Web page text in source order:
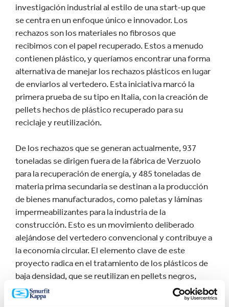
investigación industrial al estilo de una start-up que
se centra en un enfoque único e innovador. Los
rechazos son los materiales no fibrosos que
recibimos con el papel recuperado. Estos a menudo
contienen plástico, y queríamos encontrar una forma
alternativa de manejar los rechazos plásticos en lugar
de enviarlos al vertedero. Esta iniciativa marcó la
primera prueba de su tipo en Italia, con la creación de
pellets hechos de plástico recuperado para su
reciclaje y reutilización.
De los rechazos que se generan actualmente, 937
toneladas se dirigen fuera de la fábrica de Verzuolo
para la recuperación de energía, y 485 toneladas de
materia prima secundaria se destinan a la producción
de bienes manufacturados, como paletas y láminas
impermeabilizantes para la industria de la
construcción. Esto es un movimiento deliberado
alejándose del vertedero convencional y contribuye a
la economía circular. El elemento clave de este
proyecto radica en el tratamiento de los plásticos de
baja densidad, que se reutilizan en pellets negros,
ofreciendo una alternativa ecológica y de circuito
cerrado. Al mismo tiempo, obtenemos un mayor